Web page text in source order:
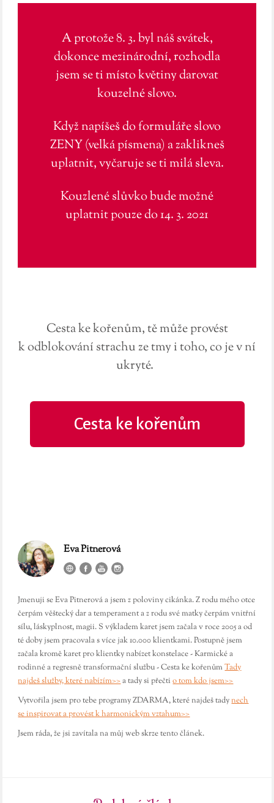
A protože 8. 3. byl náš svátek,
dokonce mezinárodní, rozhodla
jsem se ti místo květiny darovat
kouzelné slovo.
Když napíšeš do formuláře slovo
ZENY (velká písmena) a zaklikneš
uplatnit, vyčaruje se ti milá sleva.
Kouzlené slůvko bude možné
uplatnit pouze do 14. 3. 2021
Cesta ke kořenům, tě může provést
k odblokování strachu ze tmy i toho, co je v ní
ukryté.
Cesta ke kořenům
Eva Pitnerová
Jmenuji se Eva Pitnerová a jsem z poloviny cikánka. Z rodu mého otce
čerpám věštecký dar a temperament a z rodu své matky čerpám vnitřní
sílu, láskyplnost, magii. S výkladem karet jsem začala v roce 2005 a od
té doby jsem pracovala s více jak 10.000 klientkami. Postupně jsem
začala kromě karet pro klientky nabízet konstelace - Karmické a
rodinné a regresně transformační službu - Cesta ke kořenůmTady
najdeš služby, které nabízím>>a tady si přečtio tom kdo jsem>>
Vytvořila jsem pro tebe programy ZDARMA, které najdeš tadynech
se inspirovat a provést k harmonickým vztahum>>
Jsem ráda, že jsi zavítala na můj web skrze tento článek.